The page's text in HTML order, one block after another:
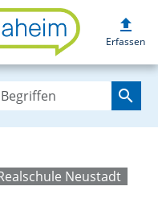
Lehrer an
upload
Erfassen
search
Neustadt